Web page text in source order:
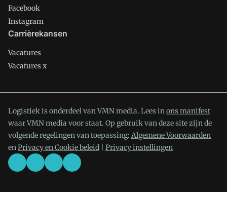
Facebook
Instagram
Carrièrekansen
Vacatures
Vacatures x
Logistiek is onderdeel van VMN media. Lees inons manifest
waar VMN media voor staat. Op gebruik van deze site zijn de
volgende regelingen van toepassing: Algemene Voorwaarden
enPrivacy en Cookie beleid Privacy instellingen